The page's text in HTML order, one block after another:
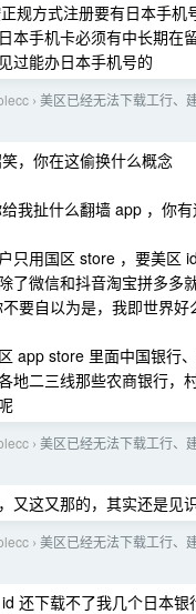
规方式注册要有日本手机
本手机卡必须有中长期在
过能办日本手机号的
› 美区已经无法下载工行、建
，你在这偷换什么概念
我扯什么翻墙 app ，你有
只用国区 store ，要美区
了微信和抖音淘宝拼多多
要自以为是，我即世界好
app store 里面中国银行
地二三线那些农商银行，
› 美区已经无法下载工行、建
又这又那的，其实还是见
› 美区已经无法下载工行、建
还下载不了我几个日本银